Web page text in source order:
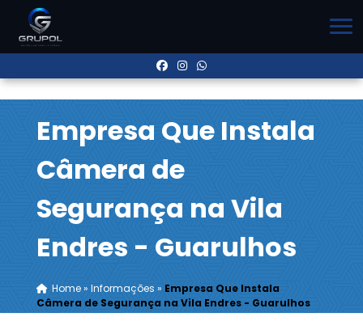
Empresa Que Instala
Câmera de
Segurança na Vila
Endres - Guarulhos
Home» Informações » Empresa Que Instala
Câmera de Segurança na Vila Endres - Guarulhos